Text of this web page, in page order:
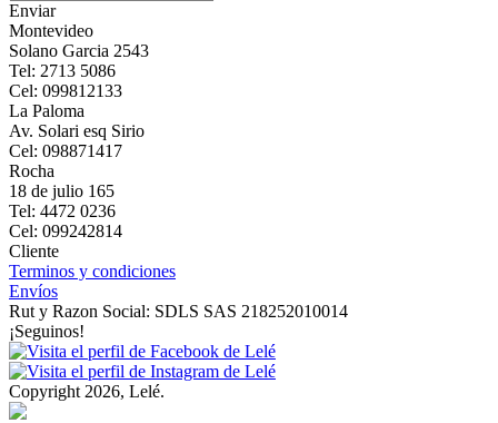
Enviar
Montevideo
Solano Garcia 2543
Tel: 2713 5086
Cel: 099812133
La Paloma
Av. Solari esq Sirio
Cel: 098871417
Rocha
18 de julio 165
Tel: 4472 0236
Cel: 099242814
Cliente
Terminos y condiciones
Envíos
Rut y Razon Social: SDLS SAS 218252010014
¡Seguinos!
Copyright 2026, Lelé.